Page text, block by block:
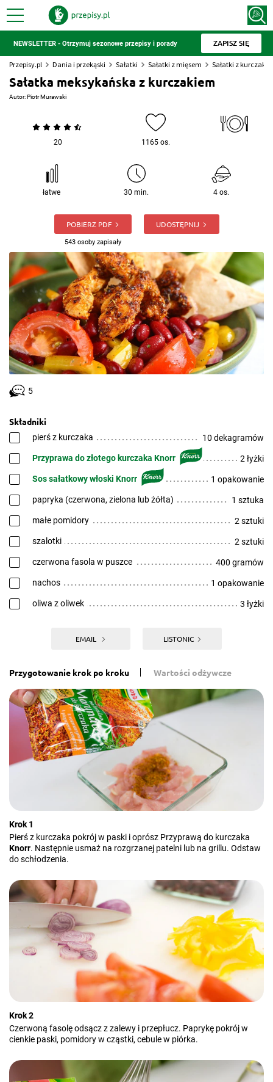
NEWSLETTER - Otrzymuj sezonowe przepisy i porady ZAPISZ SIĘ
Przepisy.pl Dania i przekąski Sałatki Sałatki z mięsem Sałatki z
Sałatka meksykańska z kurczakiem
Autor:Piotr Murawski
20 1165 os.
łatwe 30 min. 4 os.
POBIERZ PDF
543 osoby zapisały
UDOSTĘPNIJ
5
Składniki
pierś z kurczaka 10 dekagramów
Przyprawa do złotego kurczaka Knorr 2 łyżki
Sos sałatkowy włoski Knorr 1 opakowanie
papryka (czerwona, zielona lub żółta) 1 sztuka
małe pomidory 2 sztuki
szalotki 2 sztuki
czerwona fasola w puszce 400 gramów
nachos 1 opakowanie
oliwa z oliwek 3 łyżki
EMAIL LISTONIC
Przygotowanie krok po kroku Wartości odżywcze
Krok 1
Pierś z kurczaka pokrój w paski i oprósz Przyprawą do kurczaka
Knorr. Następnie usmaż na rozgrzanej patelni lub na grillu. Odstaw
do schłodzenia.
Krok 2
Czerwoną fasolę odsącz z zalewy i przepłucz. Paprykę pokrój w
cienkie paski, pomidory w cząstki, cebule w piórka.